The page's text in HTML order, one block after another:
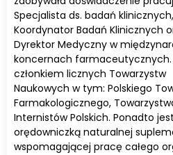
Specjalista ds. badań klinicznych,
Koordynator Badań Klinicznych
Dyrektor Medyczny w
koncernach farmaceutycznych.
członkiem licznych Towarzystw
Naukowych w tym: Polskiego
Farmakologicznego,
Internistów Polskich. Ponadto jest
orędowniczką naturalnej
wspomagającej pracę całego